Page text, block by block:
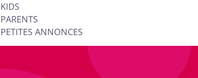
KIDS
PARENTS
PETITES ANNONCES